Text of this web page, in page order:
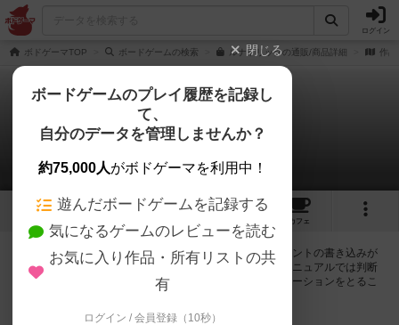
ログイン
ボドゲーマTOP ボードゲームの検索 ルナトリックの通販/商品詳細 作品
ルナトリック
0件の掲示板
5 3 7
カフェ
ログインするとルナトリックに関する掲示板の作成やコメントの書き込みが
出来るようになります。ルールの疑問やエラッタ情報、マニュアルでは判断
し辛い曖昧な表記等について会員同士で自由にコミュニケーションをとるこ
閉じる
ボードゲームのプレイ履歴を記録し
て、
自分のデータを管理しませんか？
約75,000人がボドゲーマを利用中！
遊んだボードゲームを記録する
気になるゲームのレビューを読む
お気に入り作品・所有リストの共
有
ログイン / 会員登録（10秒）